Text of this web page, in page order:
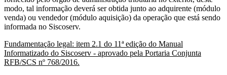
modo, tal informação deverá ser obtida junto ao adquirente (módulo
venda) ou vendedor (módulo aquisição) da operação que está sendo
informada no Siscoserv.
Fundamentação legal: item 2.1 do 11ª edição do Manual
Informatizado do Siscoserv - aprovado pela Portaria Conjunta
RFB/SCS nº 768/2016.